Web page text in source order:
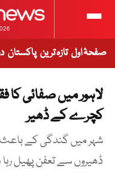
صفحۂ اول تازہ ترین پاکستان
لاہور میں صفائی کا
کچرے کے ڈھیر
شہر میں گندگی کے
ڈھیروں سے تعفن پھیل